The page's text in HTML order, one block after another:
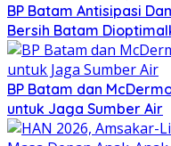
BP Batam Antisipasi
Bersih Batam
BP Batam dan
untuk Jaga Sumber Air